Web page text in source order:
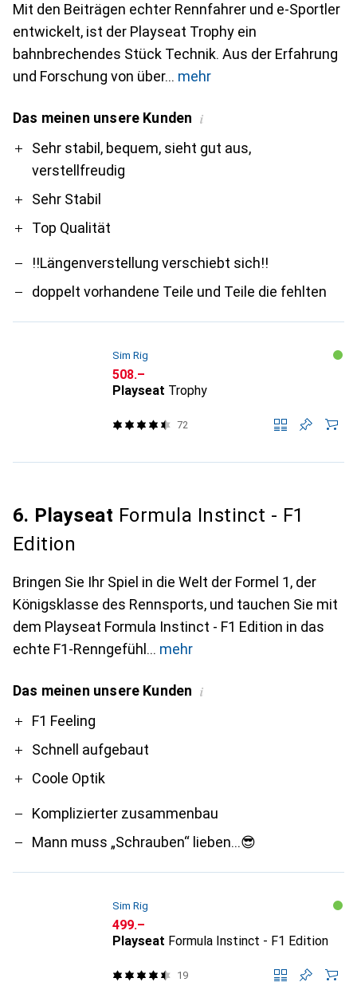
Mit den Beiträgen echter Rennfahrer und e-Sportler
entwickelt, ist der Playseat Trophy ein
bahnbrechendes Stück Technik. Aus der Erfahrung
und Forschung von über
mehr
Das meinen unsere Kunden i
ProSehr stabil, bequem, sieht gut aus,
verstellfreudig
Sehr Stabil
Top Qualität
Contra
!!Längenverstellung verschiebt sich!!
doppelt vorhandene Teile und Teile die fehlten
Sim Rig
CHF
508.–
Playseat Trophy
72
6. Playseat Formula Instinct - F1
Edition
Bringen Sie Ihr Spiel in die Welt der Formel 1, der
Königsklasse des Rennsports, und tauchen Sie mit
dem Playseat Formula Instinct - F1 Edition in das
echte F1-Renngefühl
mehr
Das meinen unsere Kunden i
ProF1 Feeling
Schnell aufgebaut
Coole Optik
Contra
Komplizierter zusammenbau
Mann muss „Schrauben“ lieben…😎
Sim Rig
CHF
499.–
Playseat Formula Instinct - F1 Edition
19